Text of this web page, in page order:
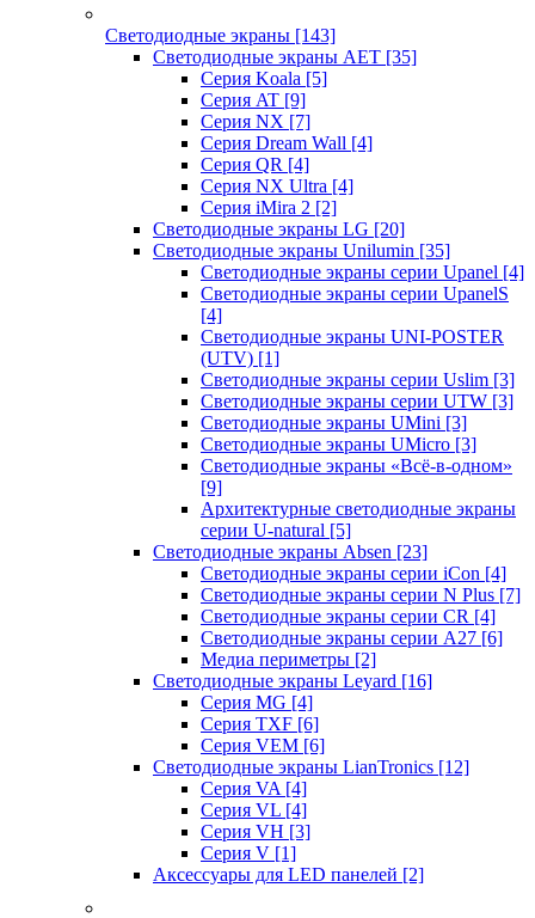
Светодиодные экраны [143]
Светодиодные экраны AET [35]
Cерия Koala [5]
Серия AT [9]
Серия NX [7]
Серия Dream Wall [4]
Серия QR [4]
Серия NX Ultra [4]
Серия iMira 2 [2]
Светодиодные экраны LG [20]
Светодиодные экраны Unilumin [35]
Светодиодные экраны серии Upanel [4]
Светодиодные экраны серии UpanelS
[4]
Светодиодные экраны UNI-POSTER
(UTV) [1]
Светодиодные экраны серии Uslim [3]
Светодиодные экраны серии UTW [3]
Светодиодные экраны UMini [3]
Светодиодные экраны UMicro [3]
Светодиодные экраны «Всё-в-одном»
[9]
Архитектурные светодиодные экраны
серии U-natural [5]
Светодиодные экраны Absen [23]
Светодиодные экраны серии iCon [4]
Светодиодные экраны серии N Plus [7]
Светодиодные экраны серии CR [4]
Светодиодные экраны серии А27 [6]
Медиа периметры [2]
Светодиодные экраны Leyard [16]
Серия MG [4]
Серия TXF [6]
Серия VEM [6]
Светодиодные экраны LianTronics [12]
Серия VA [4]
Серия VL [4]
Серия VH [3]
Серия V [1]
Аксессуары для LED панелей [2]